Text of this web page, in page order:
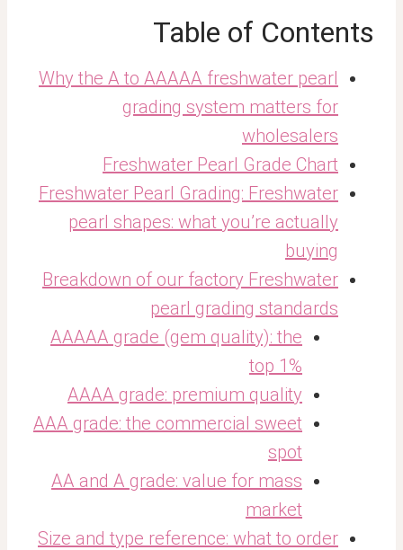
Table of Contents
Why the A to AAAAA freshwater pearl
grading system matters for
wholesalers
Freshwater Pearl Grade Chart
Freshwater Pearl Grading: Freshwater
pearl shapes: what you’re actually
buying
Breakdown of our factory Freshwater
pearl grading standards
AAAAA grade (gem quality): the
top 1%
AAAA grade: premium quality
AAA grade: the commercial sweet
spot
AA and A grade: value for mass
market
Size and type reference: what to order